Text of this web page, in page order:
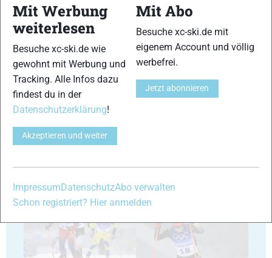
21 22
Mit Werbung
weiterlesen
Besuche xc-ski.de wie
gewohnt mit Werbung und
Tracking. Alle Infos dazu
findest du in der
Datenschutzerklärung!
Akzeptieren und weiter
Mit Abo
Besuche xc-ski.de mit
eigenem Account und völlig
werbefrei.
Jetzt abonnieren
Impressum DatenschutzAbo verwalten
Schon registriert? Hier anmelden